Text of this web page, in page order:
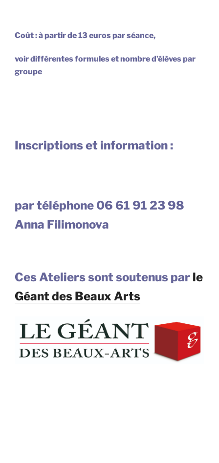
Coût : à partir de 13 euros par séance,
voir différentes formules et nombre d’élèves par
groupe
Inscriptions et information :
par téléphone 06 61 91 23 98
Anna Filimonova
Ces Ateliers sont soutenus par le
Géant des Beaux Arts